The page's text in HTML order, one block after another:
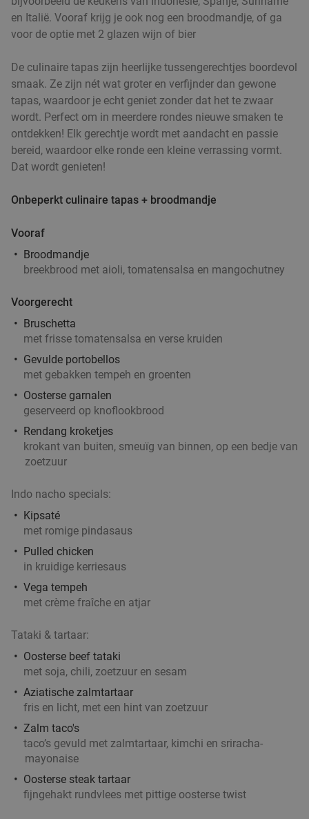
en Italië. Vooraf krijg je ook nog een broodmandje, of ga
voor de optie met 2 glazen wijn of bier
De culinaire tapas zijn heerlijke tussengerechtjes boordevol
smaak. Ze zijn nét wat groter en verfijnder dan gewone
tapas, waardoor je echt geniet zonder dat het te zwaar
wordt. Perfect om in meerdere rondes nieuwe smaken te
ontdekken! Elk gerechtje wordt met aandacht en passie
bereid, waardoor elke ronde een kleine verrassing vormt.
Dat wordt genieten!
Onbeperkt culinaire tapas + broodmandje
Vooraf
Broodmandje
breekbrood met aioli, tomatensalsa en mangochutney
Voorgerecht
Bruschetta
met frisse tomatensalsa en verse kruiden
Gevulde portobellos
met gebakken tempeh en groenten
Oosterse garnalen
geserveerd op knoflookbrood
Rendang kroketjes
krokant van buiten, smeuïg van binnen, op een bedje van
zoetzuur
Indo nacho specials:
Kipsaté
met romige pindasaus
Pulled chicken
in kruidige kerriesaus
Vega tempeh
met crème fraîche en atjar
Tataki & tartaar:
Oosterse beef tataki
met soja, chili, zoetzuur en sesam
Aziatische zalmtartaar
fris en licht, met een hint van zoetzuur
Zalm taco's
taco’s gevuld met zalmtartaar, kimchi en sriracha-
mayonaise
Oosterse steak tartaar
fijngehakt rundvlees met pittige oosterse twist